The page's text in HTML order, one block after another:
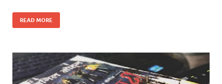
READ MORE